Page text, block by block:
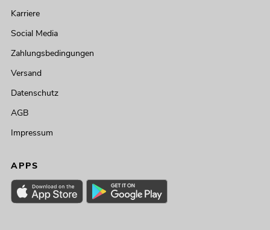
Karriere
Social Media
Zahlungsbedingungen
Versand
Datenschutz
AGB
Impressum
APPS